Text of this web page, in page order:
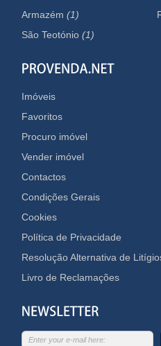
Armazém(1)
São Teotónio(1)
Imóveis
Favoritos
Procuro imóvel
Vender imóvel
Contactos
Condições Gerais
Cookies
Política de Privacidade
Resolução Alternativa de
Livro de Reclamações